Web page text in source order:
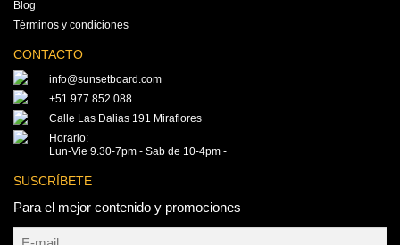
Blog
Términos y condiciones
CONTACTO
info@sunsetboard.com
+51 977 852 088
Calle Las Dalias 191 Miraflores
Horario:
Lun-Vie 9.30-7pm - Sab de 10-4pm -
SUSCRÍBETE
Para el mejor contenido y promociones